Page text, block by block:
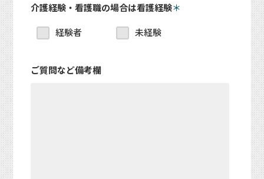
介護経験・看護職の場合は看護経験＊
経験者
未経験
ご質問など備考欄